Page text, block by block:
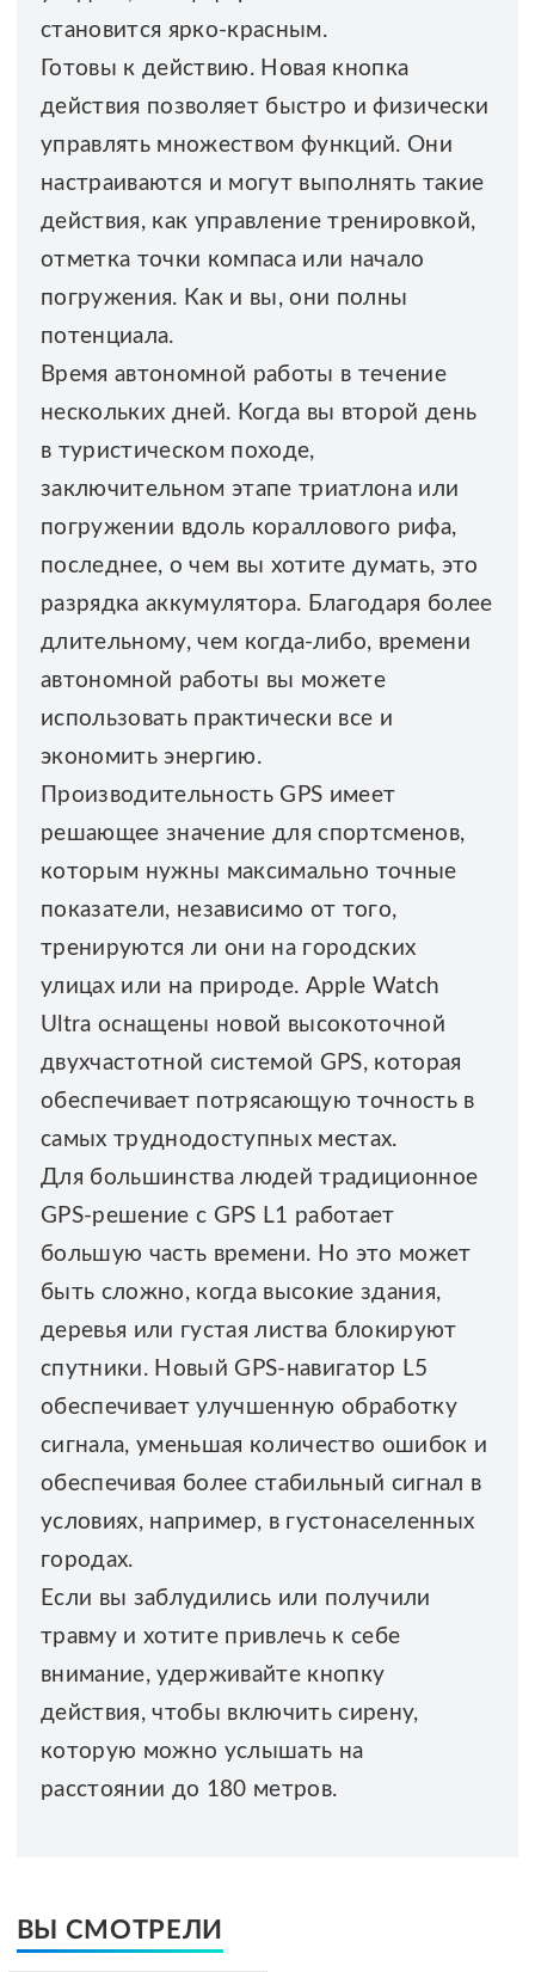
становится ярко-красным.
Готовы к действию. Новая кнопка
действия позволяет быстро и физически
управлять множеством функций. Они
настраиваются и могут выполнять такие
действия, как управление тренировкой,
отметка точки компаса или начало
погружения. Как и вы, они полны
потенциала.
Время автономной работы в течение
нескольких дней. Когда вы второй день
в туристическом походе,
заключительном этапе триатлона или
погружении вдоль кораллового рифа,
последнее, о чем вы хотите думать, это
разрядка аккумулятора. Благодаря более
длительному, чем когда-либо, времени
автономной работы вы можете
использовать практически все и
экономить энергию.
Производительность GPS имеет
решающее значение для спортсменов,
которым нужны максимально точные
показатели, независимо от того,
тренируются ли они на городских
улицах или на природе. Apple Watch
Ultra оснащены новой высокоточной
двухчастотной системой GPS, которая
обеспечивает потрясающую точность в
самых труднодоступных местах.
Для большинства людей традиционное
GPS-решение с GPS L1 работает
большую часть времени. Но это может
быть сложно, когда высокие здания,
деревья или густая листва блокируют
спутники. Новый GPS-навигатор L5
обеспечивает улучшенную обработку
сигнала, уменьшая количество ошибок и
обеспечивая более стабильный сигнал в
условиях, например, в густонаселенных
городах.
Если вы заблудились или получили
травму и хотите привлечь к себе
внимание, удерживайте кнопку
действия, чтобы включить сирену,
которую можно услышать на
расстоянии до 180 метров.
ВЫ СМОТРЕЛИ